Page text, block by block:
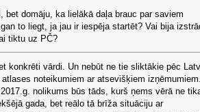
bet domāju, ka lielākā daļa brauc par saviem
to liegt, ja jau ir iespēja startēt? Vai bija
tiktu uz PČ?
konkrēti vārdi. Un nebūt ne tie sliktākie pēc
noteikumiem ar atsevišķiem
nolikums būs tāds, kurš ņems vērā ne
gada, bet reālo tā brīža situāciju ar